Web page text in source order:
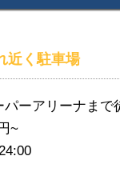
近く駐車場
ーアリーナまで
~